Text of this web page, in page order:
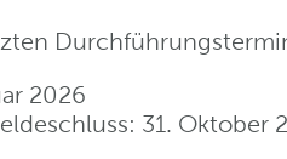
2026
31. Oktober